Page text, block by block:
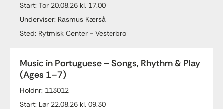
Start: Tor 20.08.26 kl. 17.00
Underviser: Rasmus Kærså
Sted: Rytmisk Center - Vesterbro
Music in Portuguese – Songs, Rhythm & Play
(Ages 1–7)
Holdnr: 113012
Start: Lør 22.08.26 kl. 09.30